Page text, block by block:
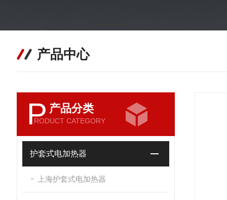
产品中心
P 产品分类
RODUCT CATEGORY
护套式电加热器
上海护套式电加热器